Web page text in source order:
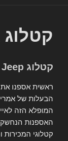
קטלוג
קטלוג Jeep אספנות
ראשית אספנו
הבעלות של
המופלא הזה
האספנות
קטלוגי המכירות